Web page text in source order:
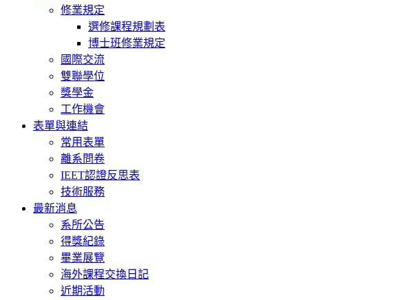
修業規定
選修課程規劃表
博士班修業規定
國際交流
雙聯學位
獎學金
工作機會
表單與連結
常用表單
離系問卷
IEET認證反思表
技術服務
最新消息
系所公告
得獎紀錄
畢業展覽
海外課程交換日記
近期活動